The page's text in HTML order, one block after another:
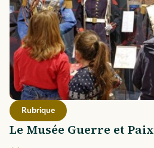
Rubrique
Le Musée Guerre et Paix